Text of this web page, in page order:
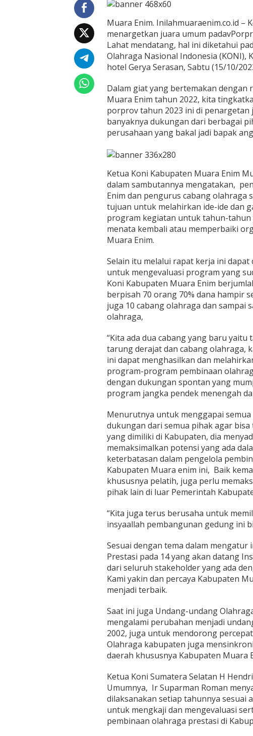
v
a
h
t
2
0
3
Muara Enim. Inilahmuaraenim.co.id –
menargetkan juara umum
Lahat mendatang, hal ini diketahui
Olahraga Nasional Indonesia (KONI),
hotel Gerya Serasan, Sabtu (15/10/
Dalam giat yang bertemakan dengan
Muara Enim tahun 2022, kita
porprov tahun 2023 ini di
banyaknya dukungan dari berbagai
perusahaan yang bakal jadi bapak
Ketua Koni Kabupaten Muara Enim
dalam sambutannya mengatakan,
Enim dan pengurus cabang olahraga
tujuan untuk melahirkan ide-ide dan
program kegiatan untuk tahun-
menata kembali atau memperbaiki
Muara Enim.
Selain itu melalui rapat kerja ini
untuk mengevaluasi program yang
Koni Kabupaten Muara Enim
berpisah 70 orang 70% dana hampir
juga 10 cabang olahraga dan sampai
olahraga,
“Kita ada dua cabang yang baru
tarung derajat dan cabang olahraga,
ini dapat menghasilkan dan
program-program pembinaan
dengan dukungan spontan yang
program jangka pendek menengah
Menurutnya untuk menggapai
dukungan dari semua pihak agar
yang dimiliki di Kabupaten, dia
memaksimalkan potensi yang ada
keterbatasan dalam pengelola
Kabupaten Muara enim ini, Baik
khususnya pelatih, juga perlu
pihak lain di luar Pemerintah
“Kita juga terus berusaha untuk
insyaallah pembangunan gedung ini
Sesuai dengan tema dalam mengatur
Prestasi pada 14 yang akan datang
dari seluruh stakeholder yang ada
Kami yakin dan percaya Kabupaten
menjadi terbaik.
Saat ini juga Undang-undang
mengalami perubahan menjadi
2002, juga untuk mendorong
Olahraga kabupaten juga
daerah khususnya Kabupaten Muara
Ketua Koni Sumatera Selatan H
Umumnya, Ir Suparman Roman
dilaksanakan setiap tahunnya sesuai
untuk mengkaji dan mengevaluasi
pembinaan olahraga prestasi di